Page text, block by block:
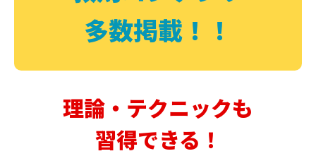
多数掲載！！
理論・テクニックも
習得できる！